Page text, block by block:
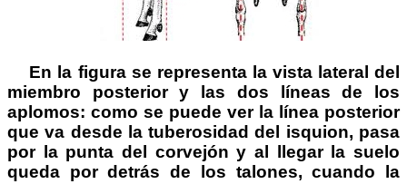
En la figura se representa la vista lateral del
miembro posterior y las dos líneas de los
aplomos: como se puede ver la línea posterior
que va desde la tuberosidad del isquion, pasa
por la punta del corvejón y al llegar la suelo
queda por detrás de los talones, cuando la